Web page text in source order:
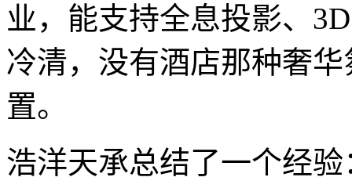
业，能支持全息投影、
冷清，没有酒店那种奢
置。
浩洋天承总结了一个经